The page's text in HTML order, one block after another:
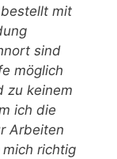
mit
sind
möglich
zu keinem
ich die
Arbeiten
richtig